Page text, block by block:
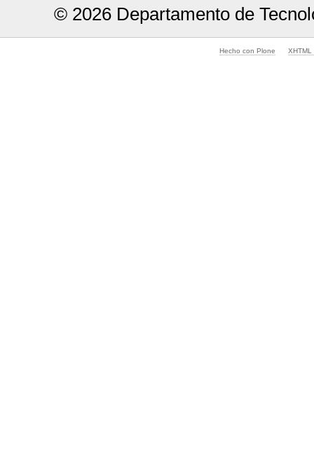
© 2026 Departamento de
Hecho con Plone XHTML